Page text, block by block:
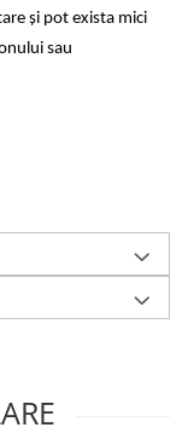
și pot exista mici
sau